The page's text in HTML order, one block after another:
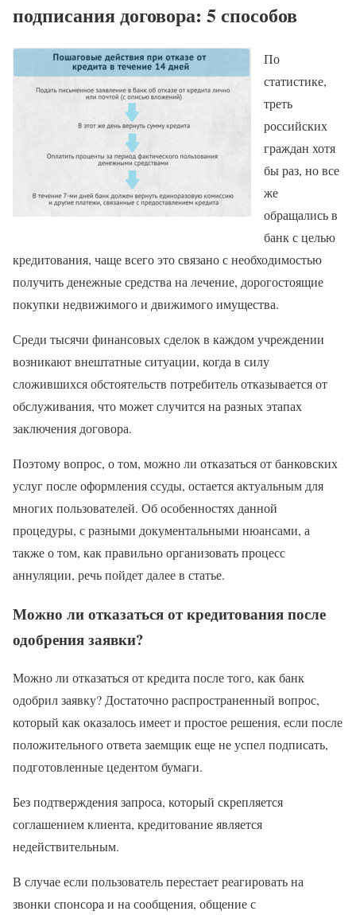
подписания договора: 5 способов
По
статистике,
треть
российских
граждан хотя
бы раз, но все
же
обращались в
банк с целью
кредитования, чаще всего это связано с необходимостью
получить денежные средства на лечение, дорогостоящие
покупки недвижимого и движимого имущества.
Среди тысячи финансовых сделок в каждом учреждении
возникают внештатные ситуации, когда в силу
сложившихся обстоятельств потребитель отказывается от
обслуживания, что может случится на разных этапах
заключения договора.
Поэтому вопрос, о том, можно ли отказаться от банковских
услуг после оформления ссуды, остается актуальным для
многих пользователей. Об особенностях данной
процедуры, с разными документальными нюансами, а
также о том, как правильно организовать процесс
аннуляции, речь пойдет далее в статье.
Можно ли отказаться от кредитования после
одобрения заявки?
Можно ли отказаться от кредита после того, как банк
одобрил заявку? Достаточно распространенный вопрос,
который как оказалось имеет и простое решения, если после
положительного ответа заемщик еще не успел подписать,
подготовленные цедентом бумаги.
Без подтверждения запроса, который скрепляется
соглашением клиента, кредитование является
недействительным.
В случае если пользователь перестает реагировать на
звонки спонсора и на сообщения, общение с